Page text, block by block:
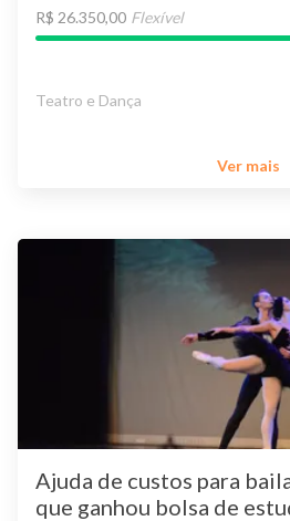
R$ 26.350,00 Flexível
Teatro e Dança
Ver mais
Ajuda de custos para
que ganhou bolsa de